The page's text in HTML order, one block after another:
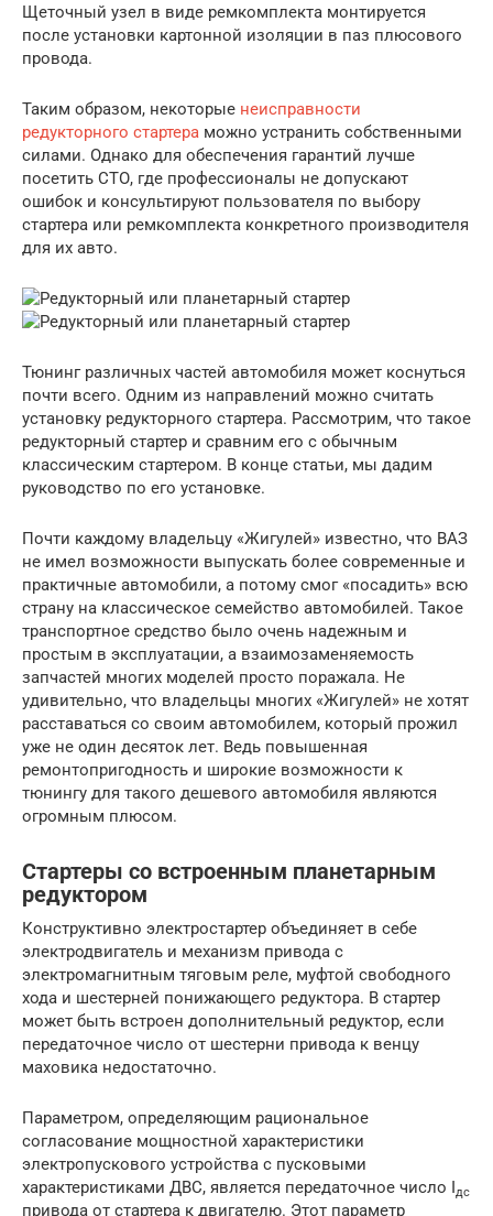
Щеточный узел в виде ремкомплекта монтируется
после установки картонной изоляции в паз плюсового
провода.
Таким образом, некоторые неисправности
редукторного стартера можно устранить собственными
силами. Однако для обеспечения гарантий лучше
посетить СТО, где профессионалы не допускают
ошибок и консультируют пользователя по выбору
стартера или ремкомплекта конкретного производителя
для их авто.
Тюнинг различных частей автомобиля может коснуться
почти всего. Одним из направлений можно считать
установку редукторного стартера. Рассмотрим, что такое
редукторный стартер и сравним его с обычным
классическим стартером. В конце статьи, мы дадим
руководство по его установке.
Почти каждому владельцу «Жигулей» известно, что ВАЗ
не имел возможности выпускать более современные и
практичные автомобили, а потому смог «посадить» всю
страну на классическое семейство автомобилей. Такое
транспортное средство было очень надежным и
простым в эксплуатации, а взаимозаменяемость
запчастей многих моделей просто поражала. Не
удивительно, что владельцы многих «Жигулей» не хотят
расставаться со своим автомобилем, который прожил
уже не один десяток лет. Ведь повышенная
ремонтопригодность и широкие возможности к
тюнингу для такого дешевого автомобиля являются
огромным плюсом.
Стартеры со встроенным планетарным
редуктором
Конструктивно электростартер объединяет в себе
электродвигатель и механизм привода с
электромагнитным тяговым реле, муфтой свободного
хода и шестерней понижающего редуктора. В стартер
может быть встроен дополнительный редуктор, если
передаточное число от шестерни привода к венцу
маховика недостаточно.
Параметром, определяющим рациональное
согласование мощностной характеристики
электропускового устройства с пусковыми
характеристиками ДВС, является передаточное число Iдс
привода от стартера к двигателю. Этот параметр